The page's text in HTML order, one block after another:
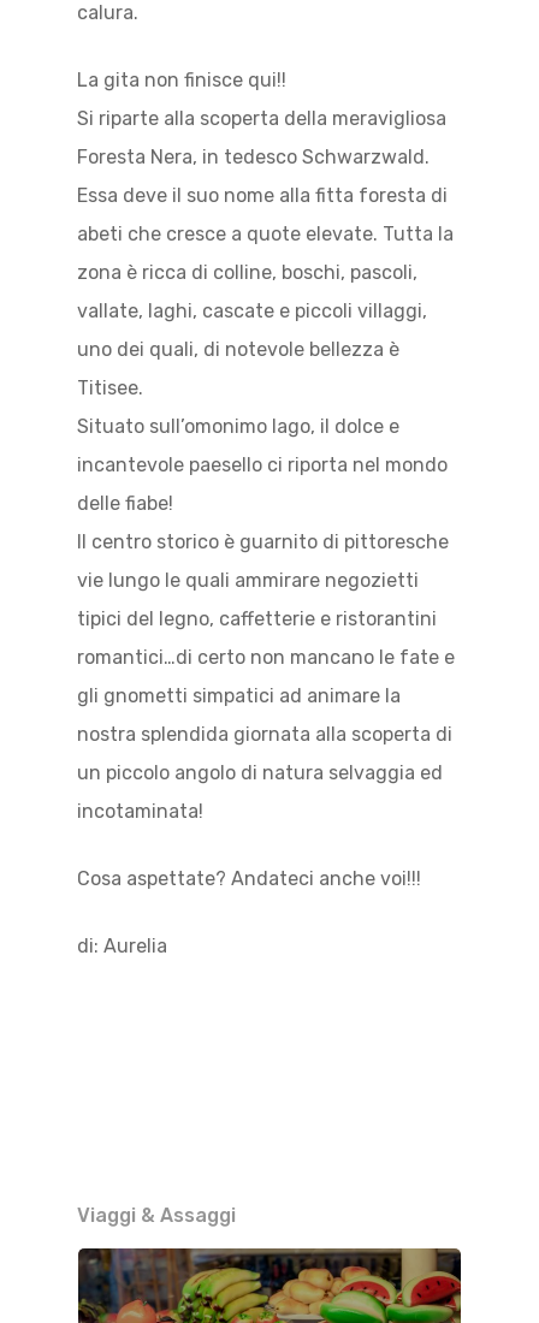
calura.
La gita non finisce qui!!
Si riparte alla scoperta della meravigliosa
Foresta Nera, in tedesco Schwarzwald.
Essa deve il suo nome alla fitta foresta di
abeti che cresce a quote elevate. Tutta la
zona è ricca di colline, boschi, pascoli,
vallate, laghi, cascate e piccoli villaggi,
uno dei quali, di notevole bellezza è
Titisee.
Situato sull’omonimo lago, il dolce e
incantevole paesello ci riporta nel mondo
delle fiabe!
Il centro storico è guarnito di pittoresche
vie lungo le quali ammirare negozietti
tipici del legno, caffetterie e ristorantini
romantici…di certo non mancano le fate e
gli gnometti simpatici ad animare la
nostra splendida giornata alla scoperta di
un piccolo angolo di natura selvaggia ed
incotaminata!
Cosa aspettate? Andateci anche voi!!!
di: Aurelia
Viaggi & Assaggi